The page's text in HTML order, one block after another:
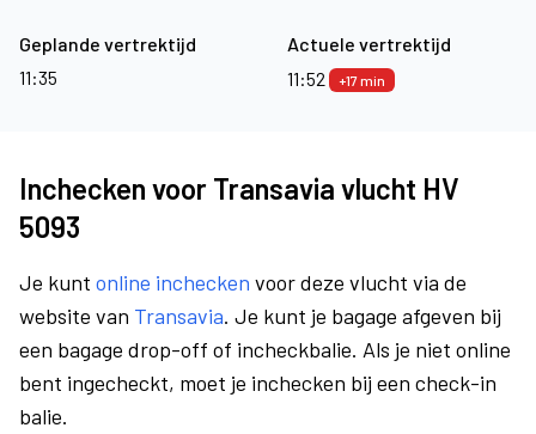
Geplande vertrektijd
11:35
Actuele vertrektijd
11:52
+17 min
Inchecken voor Transavia vlucht HV
5093
Je kunt online inchecken voor deze vlucht via de
website van Transavia. Je kunt je bagage afgeven bij
een bagage drop-off of incheckbalie. Als je niet online
bent ingecheckt, moet je inchecken bij een check-in
balie.